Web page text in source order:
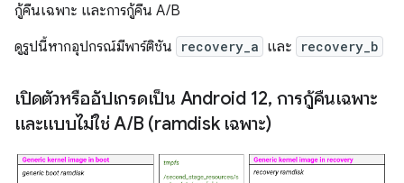
กู้คืนเฉพาะ และการกู้คืน A/B
ดูรูปนี้หากอุปกรณ์มีพาร์ติชัน
recovery_a และ recovery_b
เปิดตัวหรืออัปเกรดเป็น Android 12, การกู้คืนเฉพาะ
และแบบไม่ใช่ A/B (ramdisk เฉพาะ)